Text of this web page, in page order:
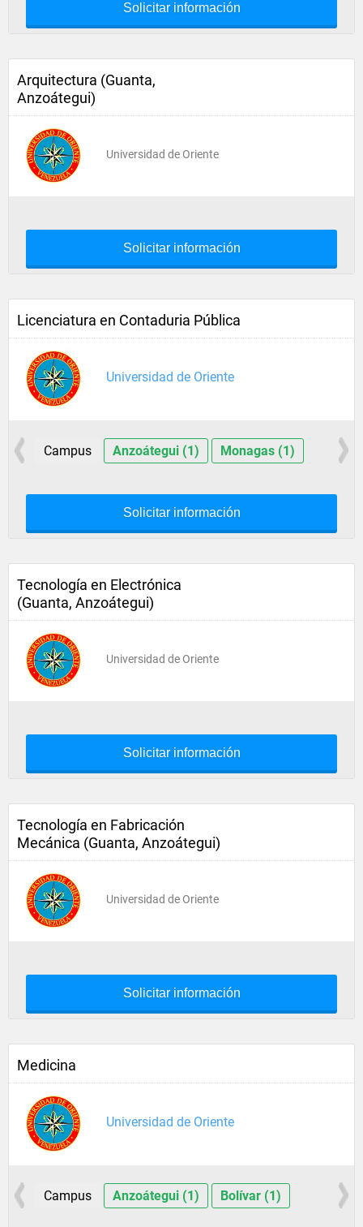
Solicitar información
Arquitectura (Guanta,
Anzoátegui)
Universidad de Oriente
Solicitar información
Licenciatura en Contaduria Pública
Universidad de Oriente
Campus Anzoátegui (1) Monagas (1)
Solicitar información
Tecnología en Electrónica
(Guanta, Anzoátegui)
Universidad de Oriente
Solicitar información
Tecnología en Fabricación
Mecánica (Guanta, Anzoátegui)
Universidad de Oriente
Solicitar información
Medicina
Universidad de Oriente
Campus Anzoátegui (1) Bolívar (1)